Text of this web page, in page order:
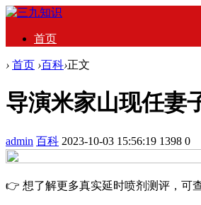
首页
› 首页 ›百科›正文
导演米家山现任妻
admin 百科 2023-10-03 15:56:19 1398 0
👉 想了解更多真实延时喷剂测评，可